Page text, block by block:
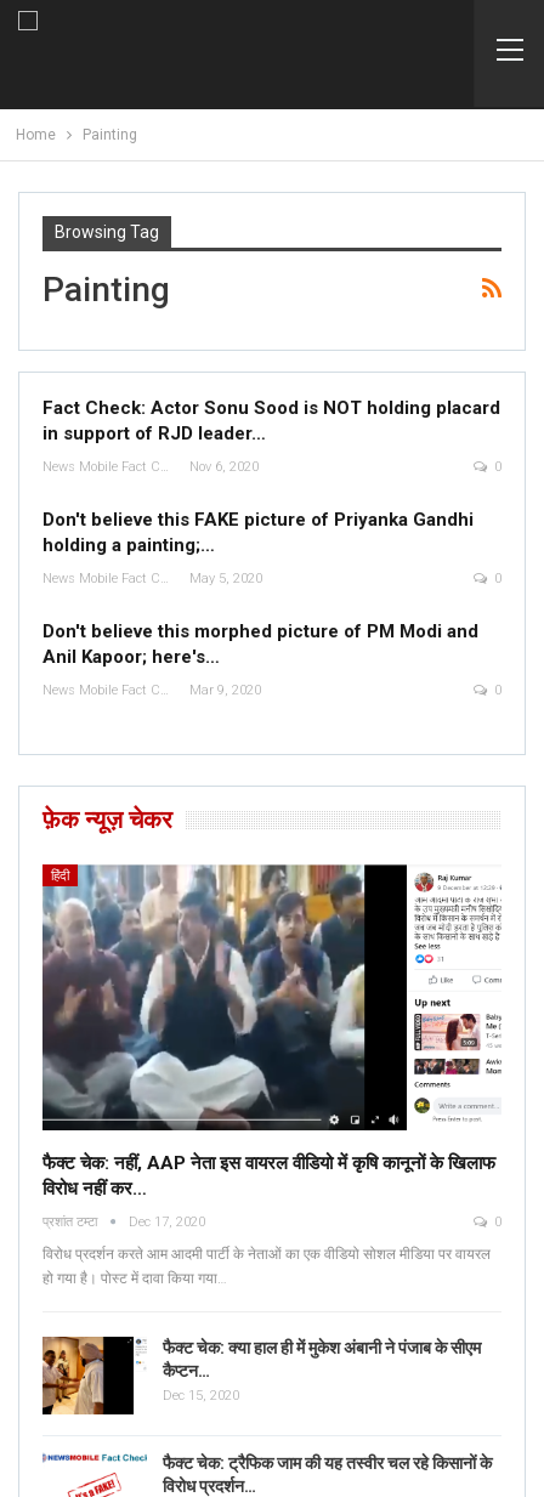
Home Painting
Browsing Tag
Painting
Fact Check: Actor Sonu Sood is NOT holding placard
in support of RJD leader…
News Mobile Fact Check Bureau Nov 6, 2020 0
Don't believe this FAKE picture of Priyanka Gandhi
holding a painting;…
News Mobile Fact Check Bureau May 5, 2020 0
Don't believe this morphed picture of PM Modi and
Anil Kapoor; here's…
News Mobile Fact Check Bureau Mar 9, 2020 0
फ़ेक न्यूज़ चेकर
हिंदी
फैक्ट चेक: नहीं, AAP नेता इस वायरल वीडियो में कृषि कानूनों के खिलाफ
विरोध नहीं कर…
प्रशांत टम्टा Dec 17, 2020 0
विरोध प्रदर्शन करते आम आदमी पार्टी के नेताओं का एक वीडियो सोशल मीडिया पर वायरल
हो गया है। पोस्ट में दावा किया गया…
फैक्ट चेक: क्या हाल ही में मुकेश अंबानी ने पंजाब के सीएम
कैप्टन…
Dec 15, 2020
फैक्ट चेक: ट्रैफिक जाम की यह तस्वीर चल रहे किसानों के
विरोध प्रदर्शन…